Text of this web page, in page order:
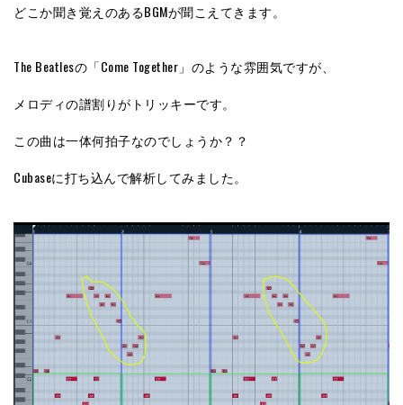
どこか聞き覚えのあるBGMが聞こえてきます。
The Beatlesの「Come Together」のような雰囲気ですが、
メロディの譜割りがトリッキーです。
この曲は一体何拍子なのでしょうか？？
Cubaseに打ち込んで解析してみました。